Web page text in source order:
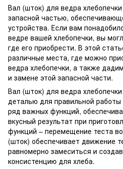
Вал (шток) для ведра
запасной частью,
устройства. Если вам
ведре вашей хлебопечки, вы
где его приобрести. В этой
различные места, где можно
ведра хлебопечки, а также
и замене этой запасной части.
Вал (шток) для ведра
деталью для правильной
ряд важных функций,
вкусный результат при
функций – перемещение теста
(шток) обеспечивает движение
равномерно замеситься и
консистенцию для хлеба.